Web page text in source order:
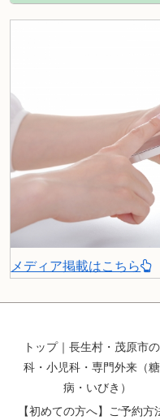
メディア掲載はこちら
トップ｜長生村・茂原市
科・小児科・専門外来（
病・いびき）
【初めての方へ】ご予約方